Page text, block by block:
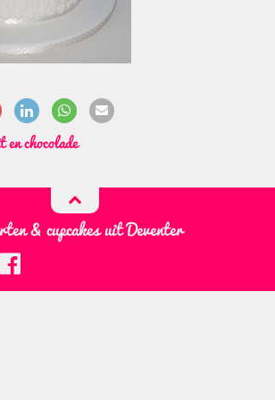
chocolade
& cupcakes uit Deventer